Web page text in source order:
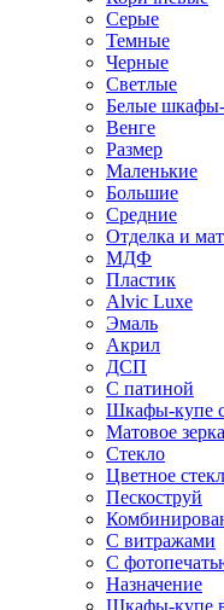
Серые
Темные
Черные
Светлые
Белые
Венге
Размер
Маленькие
Большие
Средние
Отделка и
МДФ
Пластик
Alvic Luxe
Эмаль
Акрил
ДСП
С патиной
Шкафы-купе
Матовое
Стекло
Цветное
Пескоструй
С витражами
С
Назначение
Шкафы-купе